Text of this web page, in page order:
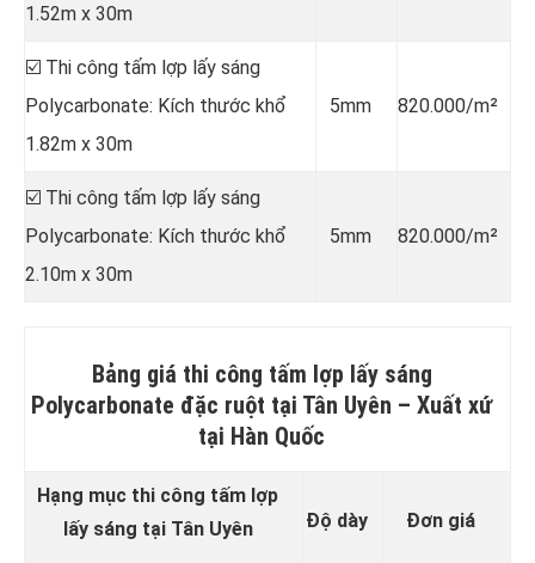
1.52m x 30m
☑️ Thi công tấm lợp lấy sáng
Polycarbonate: Kích thước khổ
1.82m x 30m
5mm 820.000/m²
☑️ Thi công tấm lợp lấy sáng
Polycarbonate: Kích thước khổ
2.10m x 30m
5mm 820.000/m²
Bảng giá thi công tấm lợp lấy sáng
Polycarbonate đặc ruột tại Tân Uyên – Xuất xứ
tại Hàn Quốc
Hạng mục thi công tấm lợp
lấy sáng tại Tân Uyên
Độ dày Đơn giá